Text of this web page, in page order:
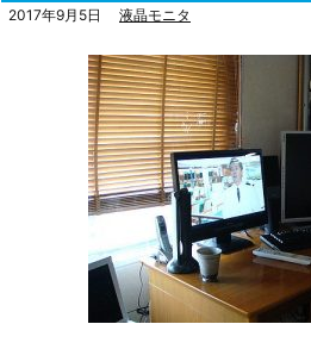
2017年9月5日 液晶モニタ